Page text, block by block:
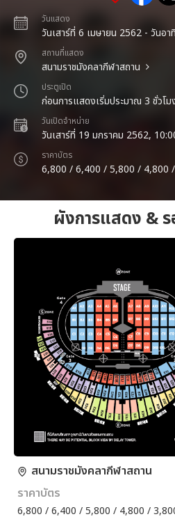
วันแสดง
วันเสาร์ที่ 6 เมษายน 2562 - วันอ
สถานที่แสดง
สนามราชมังคลากีฬาสถาน
ประตูเปิด
ก่อนการแสดงเริ่มประมาณ 3 ชั่วโม
วันเปิดจำหน่าย
วันเสาร์ที่ 19 มกราคม 2562,
ราคาบัตร
6,800 / 6,400 / 5,800 / 4,800
ผังการแสดง &
สนามราชมังคลากีฬาสถาน
ราคาบัตร
6,800 / 6,400 / 5,800 / 4,800 /